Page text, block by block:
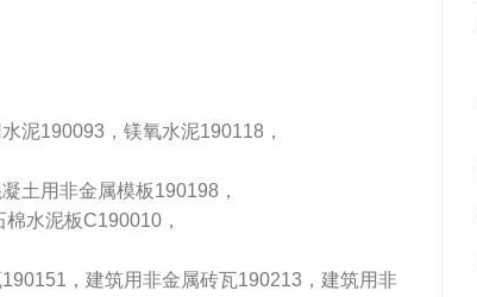
泥190093，镁氧水泥190118，
土用非金属模板190198，
水泥板C190010，
，建筑用非金属砖瓦190213，建筑用非